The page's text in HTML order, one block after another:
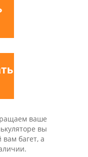
ваше
вы
багет, а